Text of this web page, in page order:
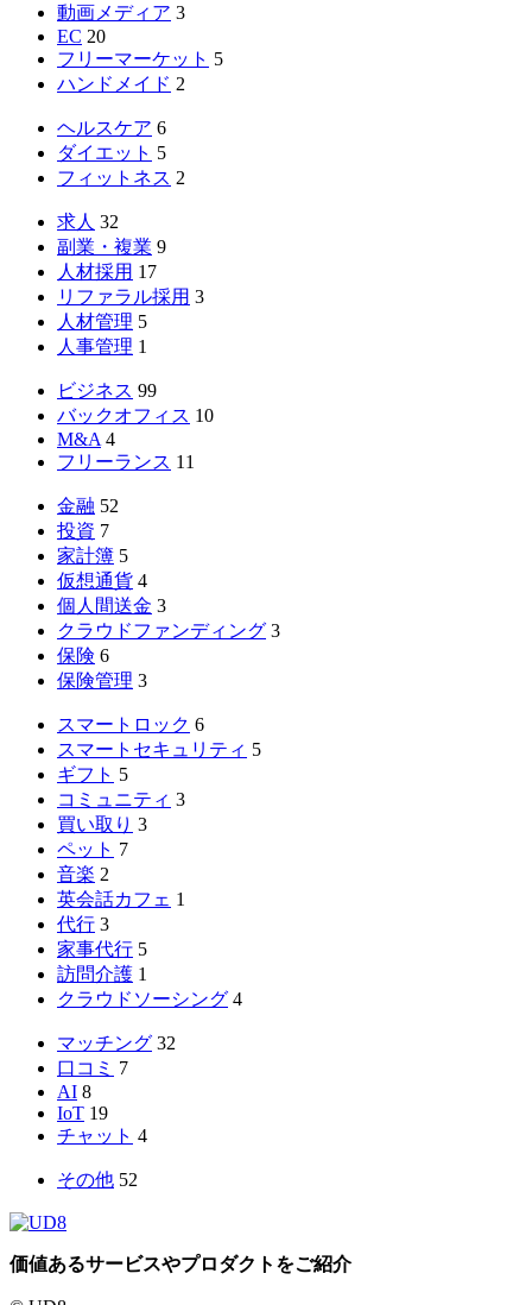
動画メディア 3
EC 20
フリーマーケット 5
ハンドメイド 2
ヘルスケア 6
ダイエット 5
フィットネス 2
求人 32
副業・複業 9
人材採用 17
リファラル採用 3
人材管理 5
人事管理 1
ビジネス 99
バックオフィス 10
M&A 4
フリーランス 11
金融 52
投資 7
家計簿 5
仮想通貨 4
個人間送金 3
クラウドファンディング 3
保険 6
保険管理 3
スマートロック 6
スマートセキュリティ 5
ギフト 5
コミュニティ 3
買い取り 3
ペット 7
音楽 2
英会話カフェ 1
代行 3
家事代行 5
訪問介護 1
クラウドソーシング 4
マッチング 32
口コミ 7
AI 8
IoT 19
チャット 4
その他 52
価値あるサービスやプロダクトをご紹介